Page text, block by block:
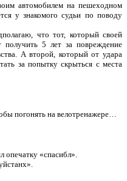
автомобилем на пешеходном
у знакомого судьи по поводу
что тот, который своей
получить 5 лет за повреждение
А второй, который от удара
за попытку скрыться с места
погонять на велотренажере…
опечатку «спасибл».